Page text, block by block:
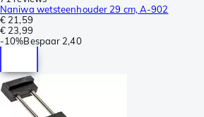
Naniwa wetsteenhouder 29 cm, A-902
€ 21,59
€ 23,99
-10%Bespaar 2,40